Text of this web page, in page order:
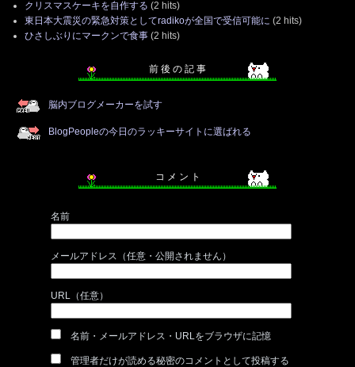
クリスマスケーキを自作する (2 hits)
東日本大震災の緊急対策としてradikoが全国で受信可能に (2 hits)
ひさしぶりにマークンで食事 (2 hits)
前 後 の 記 事
脳内ブログメーカーを試す
BlogPeopleの今日のラッキーサイトに選ばれる
コ メ ン ト
名前
メールアドレス（任意・公開されません）
URL（任意）
名前・メールアドレス・URLをブラウザに記憶
管理者だけが読める秘密のコメントとして投稿する